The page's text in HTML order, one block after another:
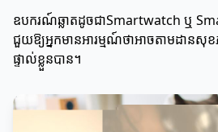
ឧបករណ៍ឆ្លាតដូចជាSmartwatch ឬ
ជួយឱ្យអ្នកមានអារម្មណ៍ថាអាចតាមដានសុ
ផ្ទាល់ខ្លួនបាន។